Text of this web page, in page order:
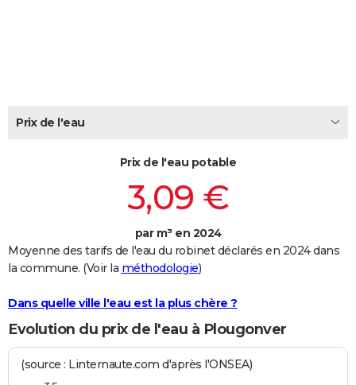
Carte de Noël
Carte Bonne année
Carte Saint-Valentin
Carte Pâques
Carte d'anniversaire
DICTIONNAIRE
FORUM
Prix de l'eau
Prix de l'eau potable
3,09 €
par m³ en 2024
Moyenne des tarifs de l'eau du robinet déclarés en 2024 dans
la commune. (Voir la méthodologie)
Dans quelle ville l'eau est la plus chère ?
Evolution du prix de l'eau à Plougonver
(source : Linternaute.com d'après l'ONSEA)